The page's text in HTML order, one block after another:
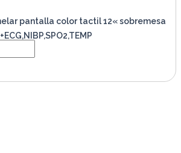
pantalla color tactil 12« sobremesa
+ECG,NIBP,SPO2,TEMP